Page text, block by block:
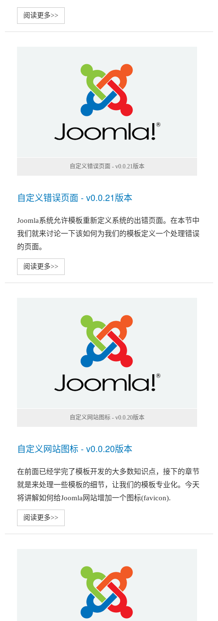
阅读更多>>
自定义错误页面 - v0.0.21版本
自定义错误页面 - v0.0.21版本
Joomla系统允许模板重新定义系统的出错页面。在本节中
我们就来讨论一下该如何为我们的模板定义一个处理错误
的页面。
阅读更多>>
自定义网站图标 - v0.0.20版本
自定义网站图标 - v0.0.20版本
在前面已经学完了模板开发的大多数知识点，接下的章节
就是来处理一些模板的细节，让我们的模板专业化。今天
将讲解如何给Joomla网站增加一个图标(favicon).
阅读更多>>